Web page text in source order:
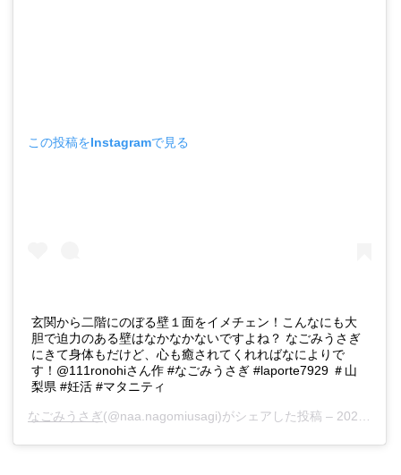
この投稿をInstagramで見る
玄関から二階にのぼる壁１面をイメチェン！こんなにも大
胆で迫力のある壁はなかなかないですよね？ なごみうさぎ
にきて身体もだけど、心も癒されてくれればなによりで
す！@111ronohiさん作 #なごみうさぎ #laporte7929 ＃山
梨県 #妊活 #マタニティ
なごみうさぎ(@naa.nagomiusagi)がシェアした投稿 – 2020年 1月月18日午後5時02分PST